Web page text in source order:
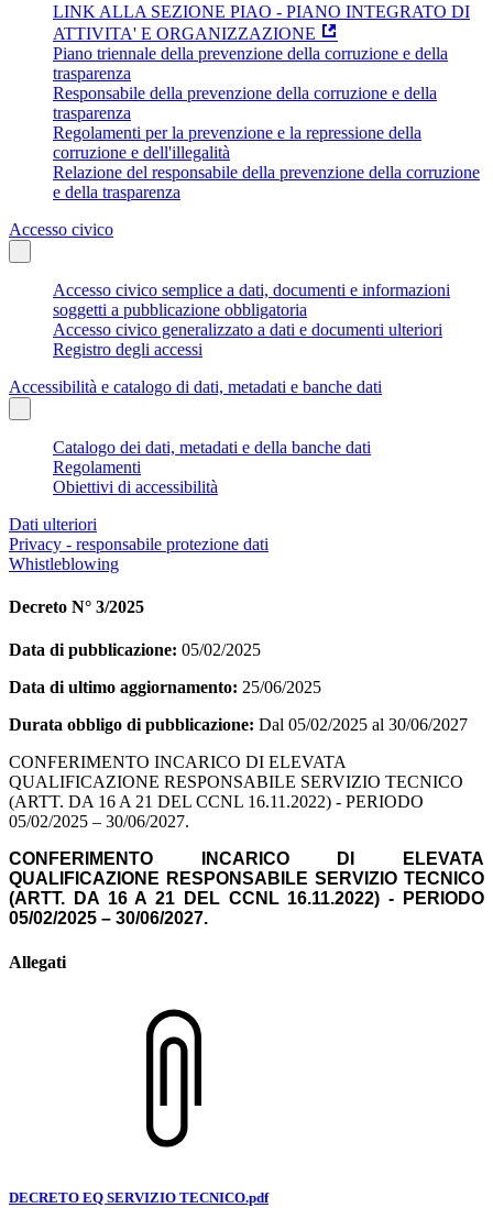
LINK ALLA SEZIONE PIAO - PIANO INTEGRATO DI
ATTIVITA' E ORGANIZZAZIONE
Piano triennale della prevenzione della corruzione e della
trasparenza
Responsabile della prevenzione della corruzione e della
trasparenza
Regolamenti per la prevenzione e la repressione della
corruzione e dell'illegalità
Relazione del responsabile della prevenzione della corruzione
e della trasparenza
Accesso civico
Accesso civico semplice a dati, documenti e informazioni
soggetti a pubblicazione obbligatoria
Accesso civico generalizzato a dati e documenti ulteriori
Registro degli accessi
Accessibilità e catalogo di dati, metadati e banche dati
Catalogo dei dati, metadati e della banche dati
Regolamenti
Obiettivi di accessibilità
Dati ulteriori
Privacy - responsabile protezione dati
Whistleblowing
Decreto N° 3/2025
Data di pubblicazione: 05/02/2025
Data di ultimo aggiornamento: 25/06/2025
Durata obbligo di pubblicazione: Dal 05/02/2025 al 30/06/2027
CONFERIMENTO INCARICO DI ELEVATA
QUALIFICAZIONE RESPONSABILE SERVIZIO TECNICO
(ARTT. DA 16 A 21 DEL CCNL 16.11.2022) - PERIODO
05/02/2025 – 30/06/2027.
CONFERIMENTO INCARICO DI ELEVATA
QUALIFICAZIONE RESPONSABILE SERVIZIO TECNICO
(ARTT. DA 16 A 21 DEL CCNL 16.11.2022) - PERIODO
05/02/2025 – 30/06/2027.
Allegati
DECRETO EQ SERVIZIO TECNICO.pdf